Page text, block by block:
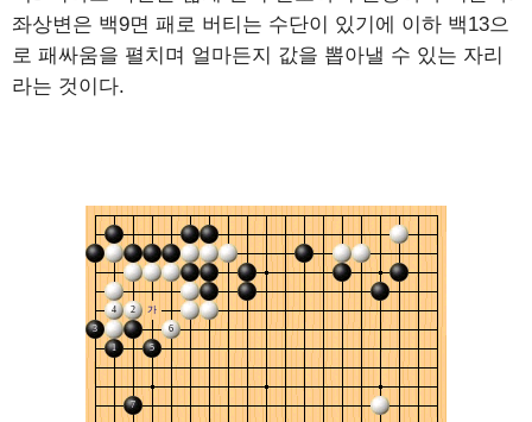
좌상변은 백9면 패로 버티는 수단이 있기에 이하 백13으
로 패싸움을 펼치며 얼마든지 값을 뽑아낼 수 있는 자리
라는 것이다.